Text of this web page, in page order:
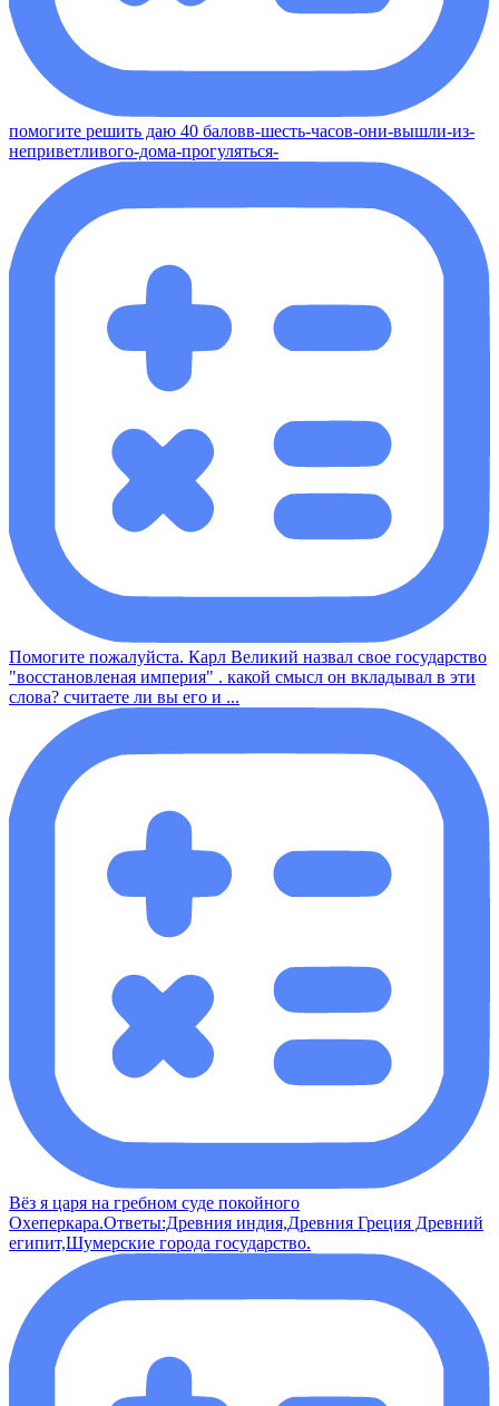
помогите решить даю 40 баловв-шесть-часов-они-вышли-из-
неприветливого-дома-прогуляться-
Помогите пожалуйста. Карл Великий назвал свое государство
"восстановленая империя" . какой смысл он вкладывал в эти
слова? считаете ли вы его и ...
Вёз я царя на гребном суде покойного
Охеперкара.Ответы:Древния индия,Древния Греция Древний
египит,Шумерские города государство.